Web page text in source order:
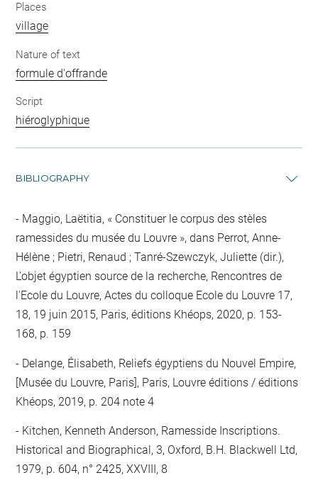
Places
village
Nature of text
formule d'offrande
Script
hiéroglyphique
BIBLIOGRAPHY
Maggio, Laëtitia, « Constituer le corpus des stèles
ramessides du musée du Louvre », dans Perrot, Anne-
Hélène ; Pietri, Renaud ; Tanré-Szewczyk, Juliette (dir.),
L'objet égyptien source de la recherche, Rencontres de
l'Ecole du Louvre, Actes du colloque Ecole du Louvre 17,
18, 19 juin 2015, Paris, éditions Khéops, 2020, p. 153-
168, p. 159
Delange, Élisabeth, Reliefs égyptiens du Nouvel Empire,
[Musée du Louvre, Paris], Paris, Louvre éditions / éditions
Khéops, 2019, p. 204 note 4
Kitchen, Kenneth Anderson, Ramesside Inscriptions.
Historical and Biographical, 3, Oxford, B.H. Blackwell Ltd,
1979, p. 604, n° 2425, XXVIII, 8